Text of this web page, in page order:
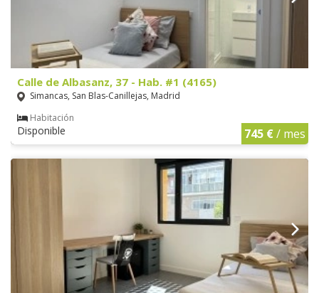
Calle de Albasanz, 37 - Hab. #1 (4165)
Simancas, San Blas-Canillejas, Madrid
Habitación
Disponible 745 €/ mes